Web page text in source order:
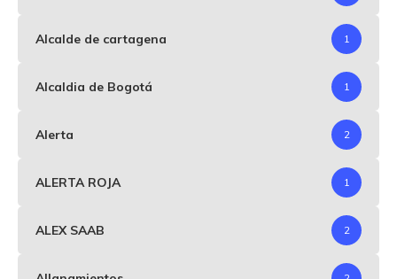
Alcalde de cartagena 1
Alcaldia de Bogotá 1
Alerta 2
ALERTA ROJA 1
ALEX SAAB 2